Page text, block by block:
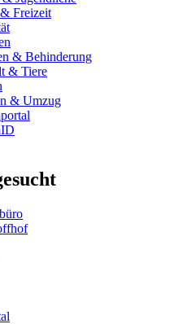
Freizeit
& Behinderung
& Tiere
& Umzug